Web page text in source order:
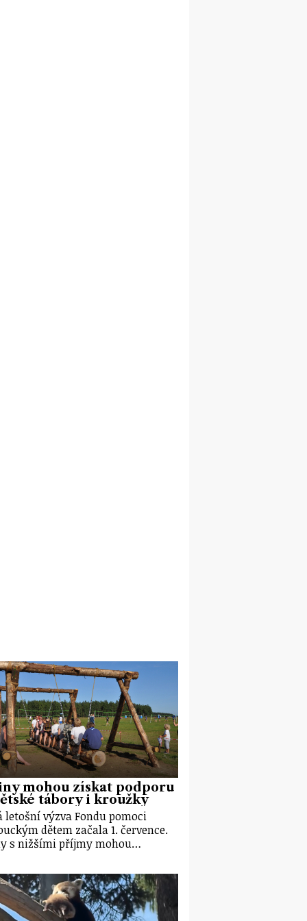
mohou získat podporu
tábory i kroužky
letošní výzva Fondu pomoci
dětem začala 1. července.
s nižšími příjmy mohou…